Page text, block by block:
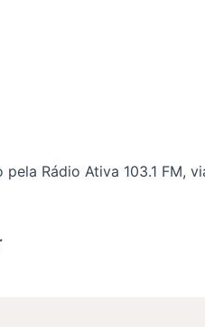
Rádio Ativa 103.1 FM,